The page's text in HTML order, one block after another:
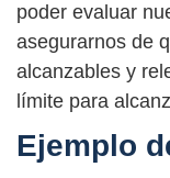
poder evaluar
asegurarnos de
alcanzables y
límite para
Ejemplo